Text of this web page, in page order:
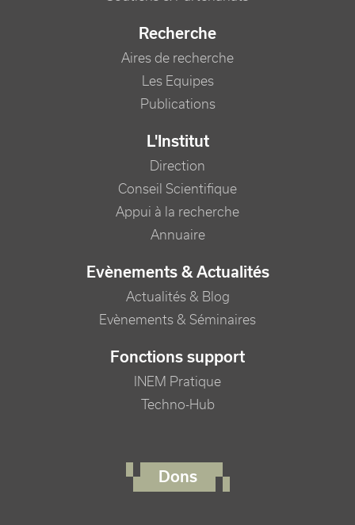
Recherche
Aires de recherche
Les Equipes
Publications
L'Institut
Direction
Conseil Scientifique
Appui à la recherche
Annuaire
Evènements & Actualités
Actualités & Blog
Evènements & Séminaires
Fonctions support
INEM Pratique
Techno-Hub
Dons